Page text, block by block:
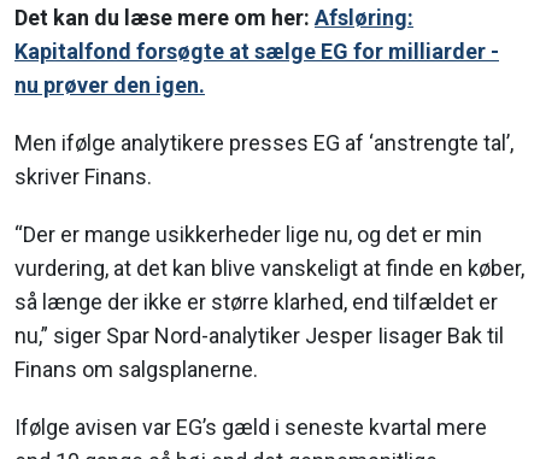
Det kan du læse mere om her: Afsløring:
Kapitalfond forsøgte at sælge EG for milliarder -
nu prøver den igen.
Men ifølge analytikere presses EG af ‘anstrengte tal’,
skriver Finans.
“Der er mange usikkerheder lige nu, og det er min
vurdering, at det kan blive vanskeligt at finde en køber,
så længe der ikke er større klarhed, end tilfældet er
nu,” siger Spar Nord-analytiker Jesper Iisager Bak til
Finans om salgsplanerne.
Ifølge avisen var EG’s gæld i seneste kvartal mere